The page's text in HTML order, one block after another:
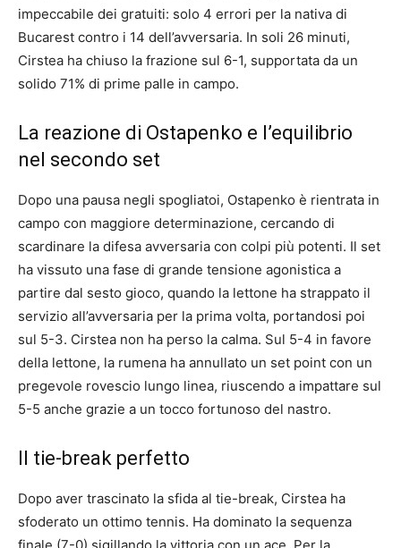
impeccabile dei gratuiti: solo 4 errori per la nativa di
Bucarest contro i 14 dell’avversaria. In soli 26 minuti,
Cirstea ha chiuso la frazione sul 6-1, supportata da un
solido 71% di prime palle in campo.
La reazione di Ostapenko e l’equilibrio
nel secondo set
Dopo una pausa negli spogliatoi, Ostapenko è rientrata in
campo con maggiore determinazione, cercando di
scardinare la difesa avversaria con colpi più potenti. Il set
ha vissuto una fase di grande tensione agonistica a
partire dal sesto gioco, quando la lettone ha strappato il
servizio all’avversaria per la prima volta, portandosi poi
sul 5-3. Cirstea non ha perso la calma. Sul 5-4 in favore
della lettone, la rumena ha annullato un set point con un
pregevole rovescio lungo linea, riuscendo a impattare sul
5-5 anche grazie a un tocco fortunoso del nastro.
Il tie-break perfetto
Dopo aver trascinato la sfida al tie-break, Cirstea ha
sfoderato un ottimo tennis. Ha dominato la sequenza